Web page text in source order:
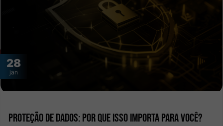
28
jan
Proteção de Dados: por que isso importa para você?